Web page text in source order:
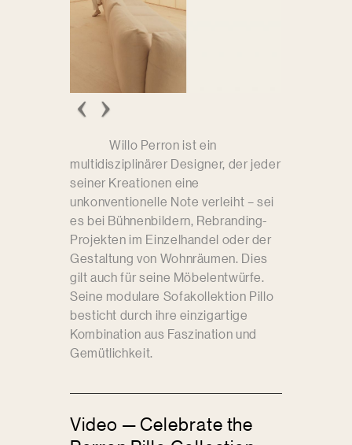
Willo Perron ist ein
multidisziplinärer Designer, der jeder
seiner Kreationen eine
unkonventionelle Note verleiht – sei
es bei Bühnenbildern, Rebranding-
Projekten im Einzelhandel oder der
Gestaltung von Wohnräumen. Dies
gilt auch für seine Möbelentwürfe.
Seine modulare Sofakollektion Pillo
besticht durch ihre einzigartige
Kombination aus Faszination und
Gemütlichkeit.
Video — Celebrate the